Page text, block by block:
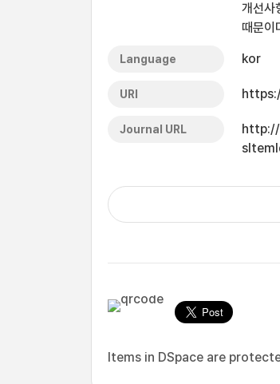
개선사
때문이
Language kor
URI
Journal URL
Items in DSpace are